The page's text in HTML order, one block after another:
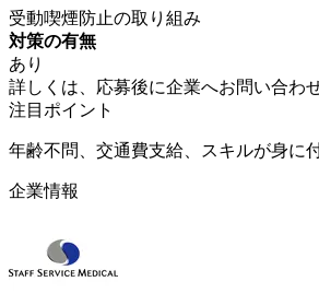
受動喫煙防止の取り組み
対策の有無
あり
詳しくは、応募後に企業へお問い合わ
注目ポイント
年齢不問、交通費支給、スキルが身に
企業情報